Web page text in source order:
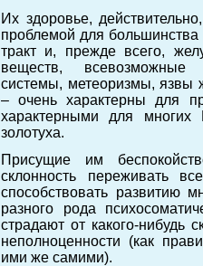
Их здоровье,
проблемой для
тракт и, прежде всего,
веществ, всевозможные
системы, метеоризмы, язвы
– очень характерны для
характерными для
золотуха.
Присущие им
склонность переживать
способствовать развитию
разного рода
страдают от какого-нибудь
неполноценности (как
ими же самими).